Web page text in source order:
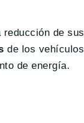
de sus
de los vehículos
de energía.